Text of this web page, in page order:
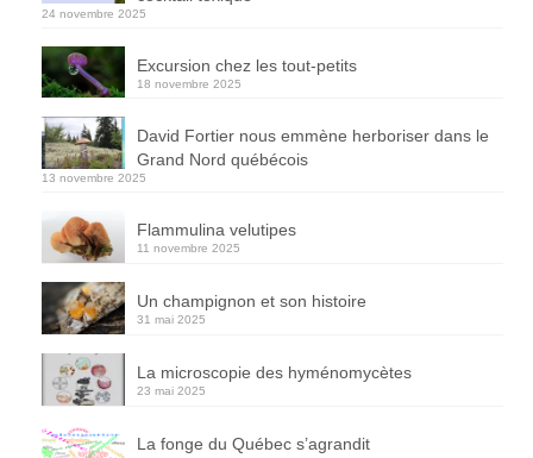
24 novembre 2025
Excursion chez les tout-petits
18 novembre 2025
David Fortier nous emmène herboriser dans le
Grand Nord québécois
13 novembre 2025
Flammulina velutipes
11 novembre 2025
Un champignon et son histoire
31 mai 2025
La microscopie des hyménomycètes
23 mai 2025
La fonge du Québec s’agrandit